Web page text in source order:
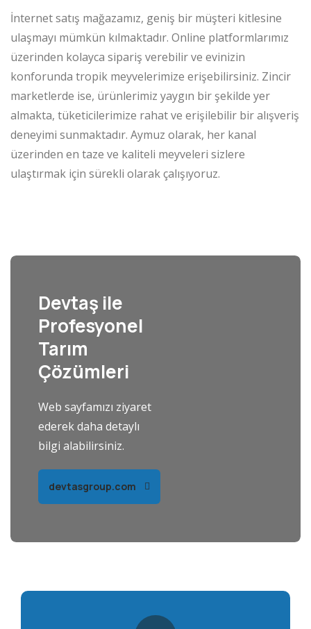
İnternet satış mağazamız, geniş bir müşteri kitlesine
ulaşmayı mümkün kılmaktadır. Online platformlarımız
üzerinden kolayca sipariş verebilir ve evinizin
konforunda tropik meyvelerimize erişebilirsiniz. Zincir
marketlerde ise, ürünlerimiz yaygın bir şekilde yer
almakta, tüketicilerimize rahat ve erişilebilir bir alışveriş
deneyimi sunmaktadır. Aymuz olarak, her kanal
üzerinden en taze ve kaliteli meyveleri sizlere
ulaştırmak için sürekli olarak çalışıyoruz.
Devtaş ile
Profesyonel
Tarım
Çözümleri
Web sayfamızı ziyaret
ederek daha detaylı
bilgi alabilirsiniz.
devtasgroup.com